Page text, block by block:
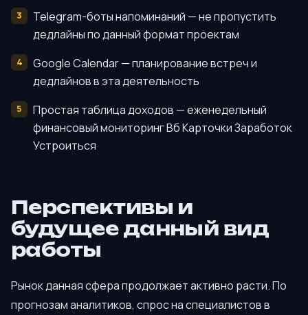
Telegram-боты напоминаний — не пропустить
дедлайны по данный формат проектам
Google Calendar — планирование встреч и
дедлайнов в эта деятельность
Простая таблица доходов — еженедельный
финансовый мониторинг Вб Карточки Заработок
Устроиться
Перспективы и
будущее данный вид
работы
Рынок данная сфера продолжает активно расти. По
прогнозам аналитиков, спрос на специалистов в